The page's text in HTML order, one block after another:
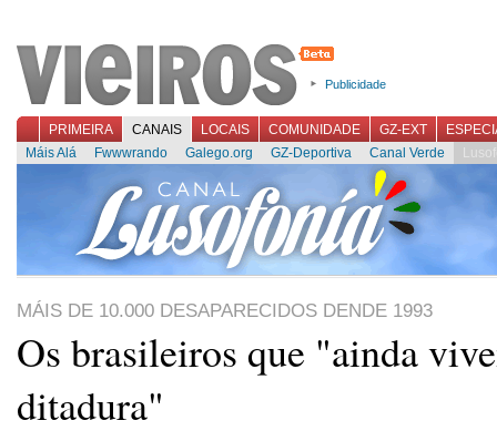
Publicidade
PRIMEIRA CANAIS LOCAIS COMUNIDADE GZ-EXT
Máis Alá
Fwwwrando Galego.org GZ-Deportiva Canal Verde
MÁIS DE 10.000 DESAPARECIDOS DENDE 1993
Os brasileiros que "ainda
ditadura"